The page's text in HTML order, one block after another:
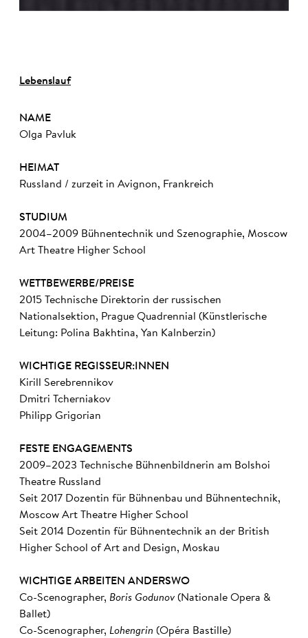
Lebenslauf
NAME
Olga Pavluk
HEIMAT
Russland / zurzeit in Avignon, Frankreich
STUDIUM
2004–2009 Bühnentechnik und Szenographie, Moscow
Art Theatre Higher School
WETTBEWERBE/PREISE
2015 Technische Direktorin der russischen
Nationalsektion, Prague Quadrennial (Künstlerische
Leitung: Polina Bakhtina, Yan Kalnberzin)
WICHTIGE REGISSEUR:INNEN
Kirill Serebrennikov
Dmitri Tcherniakov
Philipp Grigorian
FESTE ENGAGEMENTS
2009–2023 Technische Bühnenbildnerin am Bolshoi
Theatre Russland
Seit 2017 Dozentin für Bühnenbau und Bühnentechnik,
Moscow Art Theatre Higher School
Seit 2014 Dozentin für Bühnentechnik an der British
Higher School of Art and Design, Moskau
WICHTIGE ARBEITEN ANDERSWO
Co-Scenographer, Boris Godunov (Nationale Opera &
Ballet)
Co-Scenographer, Lohengrin (Opéra Bastille)